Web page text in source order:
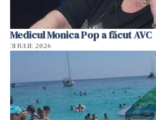
Medicul Monica Pop a făcut AVC
31 IULIE 2026